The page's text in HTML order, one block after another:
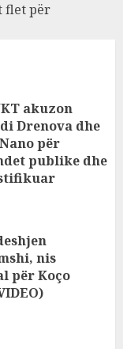
flet për
akuzon
Drenova dhe
për
publike dhe
nis
për Koço